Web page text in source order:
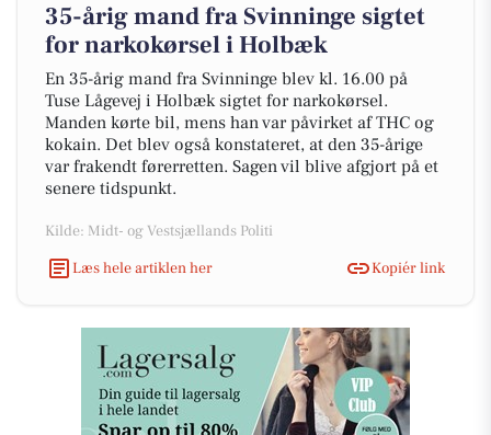
35-årig mand fra Svinninge sigtet
for narkokørsel i Holbæk
En 35-årig mand fra Svinninge blev kl. 16.00 på
Tuse Lågevej i Holbæk sigtet for narkokørsel.
Manden kørte bil, mens han var påvirket af THC og
kokain. Det blev også konstateret, at den 35-årige
var frakendt førerretten. Sagen vil blive afgjort på et
senere tidspunkt.
Kilde: Midt- og Vestsjællands Politi
Læs hele artiklen her
Kopiér link